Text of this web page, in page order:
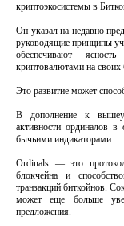
криптоэкосистемы в
Он указал на недавно
руководящие принципы
обеспечивают
криптовалютами на своих
Это развитие может
В дополнение к
активности ординалов в
бычьими индикаторами.
Ordinals — это
блокчейна и
транзакций биткойнов.
может еще больше
предложения.